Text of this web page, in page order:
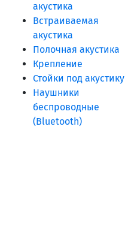
акустика
Встраиваемая
акустика
Полочная акустика
Крепление
Стойки под акустику
Наушники
беспроводные
(Bluetooth)